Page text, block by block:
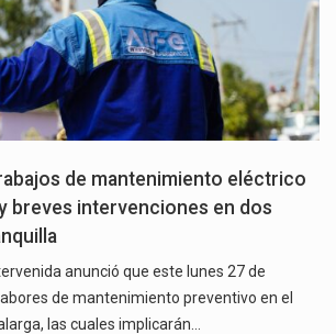
de mantenimiento eléctrico
breves intervenciones en dos
anunció que este lunes 27 de
de mantenimiento preventivo en el
las cuales implicarán…